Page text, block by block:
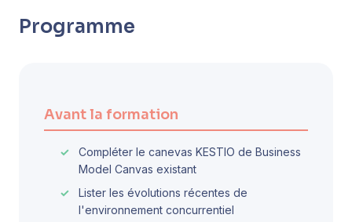
Programme
Avant la formation
Compléter le canevas KESTIO de Business
Model Canvas existant
Lister les évolutions récentes de
l'environnement concurrentiel